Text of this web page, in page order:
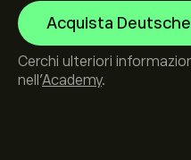
Acquista
Cerchi ulteriori
nell’Academy.